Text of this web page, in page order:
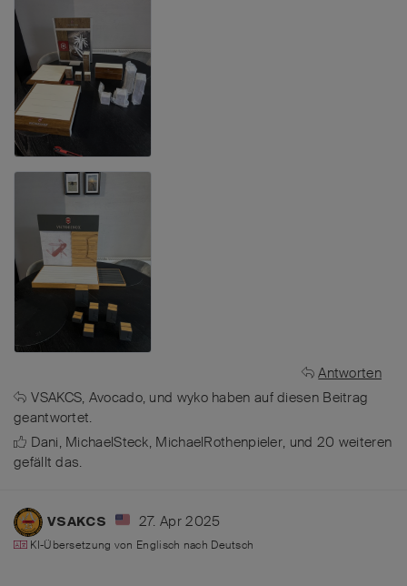
Antworten
VSAKCS, Avocado, und wyko haben auf diesen Beitrag
geantwortet.
Dani, MichaelSteck, MichaelRothenpieler, und 20 weiteren
gefällt das.
VSAKCS 27. Apr 2025
KI-Übersetzung von Englisch nach Deutsch